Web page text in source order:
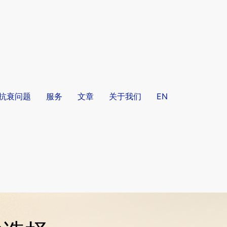
衰问题 服务 文章 关于我们 EN